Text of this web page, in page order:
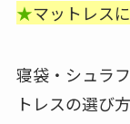
★マットレス
寝袋・シュラ
トレスの選び方